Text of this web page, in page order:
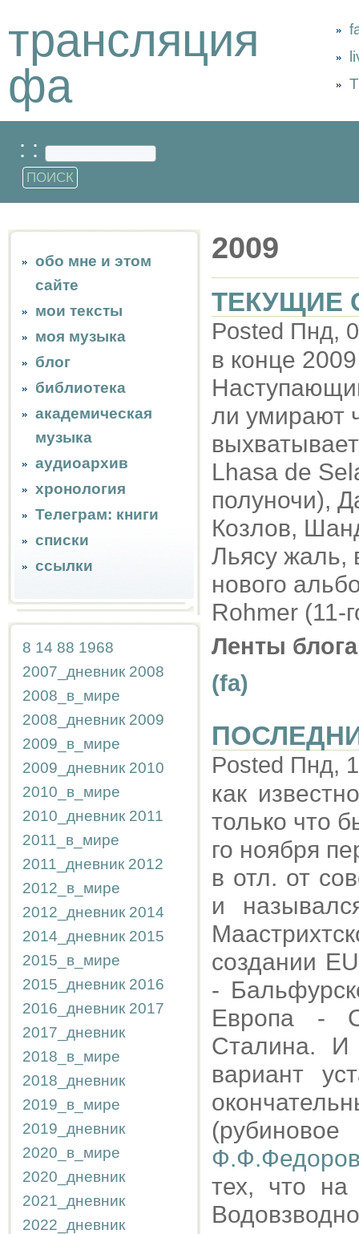
трансляция
фа
: :
обо мне и этом
сайте
мои тексты
моя музыка
блог
библиотека
академическая
музыка
аудиоархив
хронология
Телеграм: книги
списки
ссылки
8 14 88 1968
2007_дневник 2008
2008_в_мире
2008_дневник 2009
2009_в_мире
2009_дневник 2010
2010_в_мире
2010_дневник 2011
2011_в_мире
2011_дневник 2012
2012_в_мире
2012_дневник 2014
2014_дневник 2015
2015_в_мире
2015_дневник 2016
2016_дневник 2017
2017_дневник
2018_в_мире
2018_дневник
2019_в_мире
2019_дневник
2020_в_мире
2020_дневник
2021_дневник
2022_дневник
2009
ТЕКУЩИЕ
Posted Пнд,
в конце
ли умирают
Lhasa de
полуночи),
Козлов,
Льясу жаль,
нового
Rohmer (11-
Ленты
(fa)
Posted Пнд,
как
только что
го ноября
в отл. от
и
создании
-
Европа -
Сталина. И
вариант
тех, что на